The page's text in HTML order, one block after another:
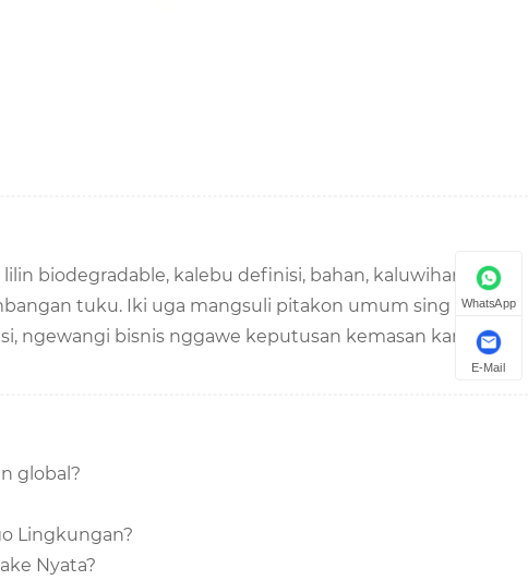
biodegradable, kalebu definisi, bahan, kaluwihan
tuku. Iki uga mangsuli pitakon umum sing ana
ngewangi bisnis nggawe keputusan kemasan kanthi
global?
Lingkungan?
Nyata?
WhatsApp
E-Mail